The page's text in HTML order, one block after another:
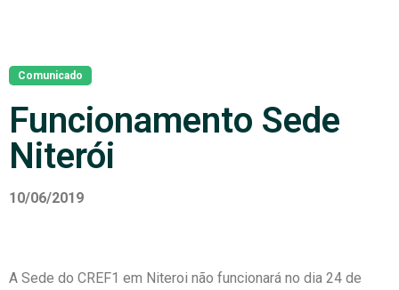
Comunicado
Funcionamento Sede
Niterói
10/06/2019
A Sede do CREF1 em Niteroi não funcionará no dia 24 de